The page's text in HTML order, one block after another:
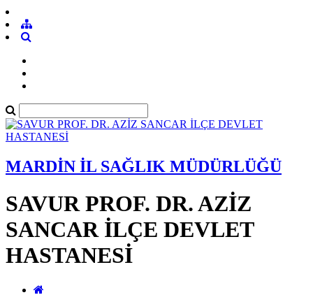
MARDİN İL SAĞLIK MÜDÜRLÜĞÜ
SAVUR PROF. DR. AZİZ
SANCAR İLÇE DEVLET
HASTANESİ